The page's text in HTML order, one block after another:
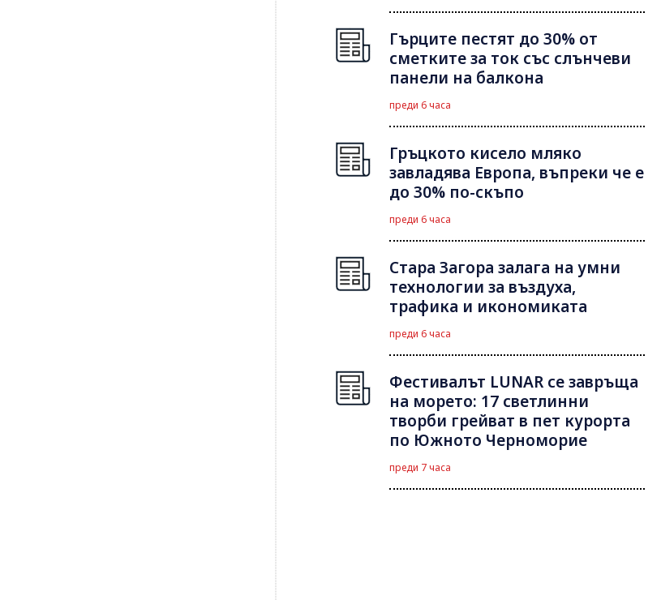
Гърците пестят до 30% от
сметките за ток със слънчеви
панели на балкона
преди 6 часа
Гръцкото кисело мляко
завладява Европа, въпреки че е
до 30% по-скъпо
преди 6 часа
Стара Загора залага на умни
технологии за въздуха,
трафика и икономиката
преди 6 часа
Фестивалът LUNAR се завръща
на морето: 17 светлинни
творби грейват в пет курорта
по Южното Черноморие
преди 7 часа